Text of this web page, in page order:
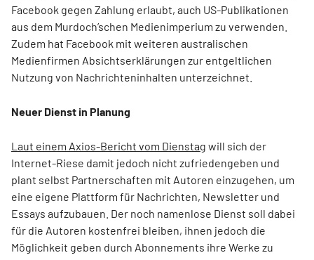
Facebook gegen Zahlung erlaubt, auch US-Publikationen
aus dem Murdoch’schen Medienimperium zu verwenden.
Zudem hat Facebook mit weiteren australischen
Medienfirmen Absichtserklärungen zur entgeltlichen
Nutzung von Nachrichteninhalten unterzeichnet.
Neuer Dienst in Planung
Laut einem Axios-Bericht vom Dienstag will sich der
Internet-Riese damit jedoch nicht zufriedengeben und
plant selbst Partnerschaften mit Autoren einzugehen, um
eine eigene Plattform für Nachrichten, Newsletter und
Essays aufzubauen. Der noch namenlose Dienst soll dabei
für die Autoren kostenfrei bleiben, ihnen jedoch die
Möglichkeit geben durch Abonnements ihre Werke zu